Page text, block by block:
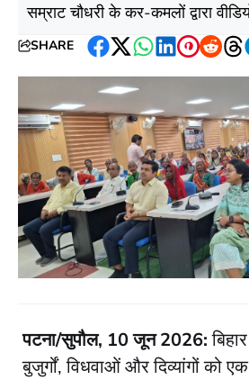
सम्राट चौधरी के कर-कमलों द्वारा
SHARE
Facebook
Twitter
WhatsApp
LinkedIn
पटना/सुपौल, 10 जून 2026:
बुजुर्गों, विधवाओं और दिव्यांगों को